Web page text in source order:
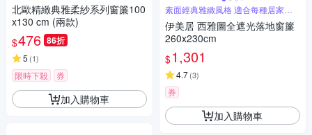
北歐精緻典雅柔紗系列窗簾100
x130 cm (兩款)
$476 86折
5 (1)
限時下殺 券
加入購物車
素面經典雅緻風格 適合每種居家風
格
伊美居 西雅圖全遮光落地窗簾
260x230cm
$1,301
4.7(3)
券
加入購物車